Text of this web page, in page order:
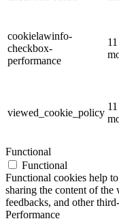
cookielawinfo-
checkbox-
performance
11
viewed_cookie_policy
11
Functional
Functional
Functional cookies help
sharing the content of the
feedbacks, and other
Performance